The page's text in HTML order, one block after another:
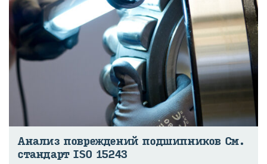
Ана­лиз по­вре­жде­ний под­шип­ни­ков См.
стан­дарт ISO 15243